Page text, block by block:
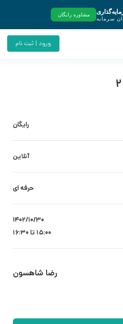
ورود | ثبت نام
رایگان
آنلاین
حرفه ای
۱۴۰۲/۱۰/۳۰
15:00 تا 16:30
رضا شاهسون